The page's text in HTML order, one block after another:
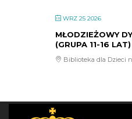
WRZ 25 2026
MŁODZIEŻOWY
(GRUPA 11-16 LAT)
Biblioteka dla Dzieci